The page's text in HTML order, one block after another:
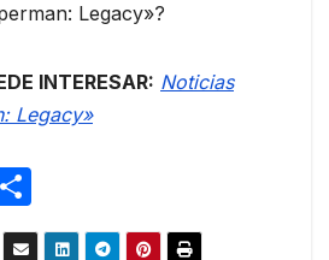
Legacy»?
INTERESAR: Noticias
Legacy»
o